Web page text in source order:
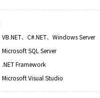
VB.NET、 C#.NET、 Windows Server
Microsoft SQL Server
.NET Framework
Microsoft Visual Studio